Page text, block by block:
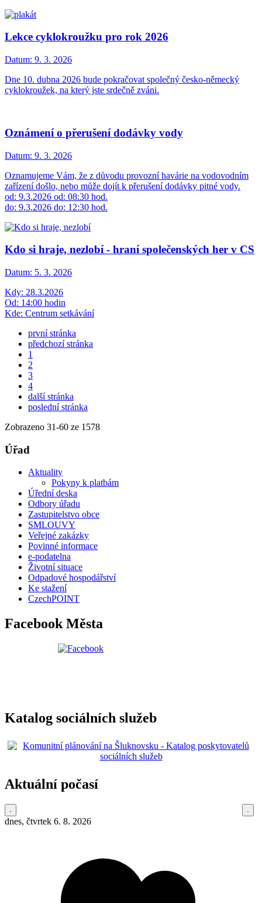
Lekce cyklokroužku pro rok 2026
Datum: 9. 3. 2026
Dne 10. dubna 2026 bude pokračovat společný česko-německý
cyklokroužek, na který jste srdečně zváni.
Oznámení o přerušení dodávky vody
Datum: 9. 3. 2026
Oznamujeme Vám, že z důvodu provozní havárie na vodovodním
zařízení došlo, nebo může dojít k přerušení dodávky pitné vody.
od: 9.3.2026 od: 08:30 hod.
do: 9.3.2026 do: 12:30 hod.
Kdo si hraje, nezlobí - hraní společenských her v CS
Datum: 5. 3. 2026
Kdy: 28.3.2026
Od: 14:00 hodin
Kde: Centrum setkávání
první stránka
předchozí stránka
1
2
3
4
další stránka
poslední stránka
Zobrazeno 31-60 ze 1578
Úřad
Aktuality
Pokyny k platbám
Úřední deska
Odbory úřadu
Zastupitelstvo obce
SMLOUVY
Veřejné zakázky
Povinné informace
e-podatelna
Životní situace
Odpadové hospodářství
Ke stažení
CzechPOINT
Facebook Města
Katalog sociálních služeb
Aktuální počasí
dnes, čtvrtek 6. 8. 2026